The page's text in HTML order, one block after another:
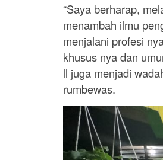
“Saya berharap,
menambah ilmu
menjalani profesi
khusus nya dan
ll juga menjadi
rumbewas.